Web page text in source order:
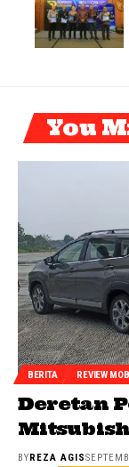
You
BERITA REVIEW
Deretan
BY REZA AGIS